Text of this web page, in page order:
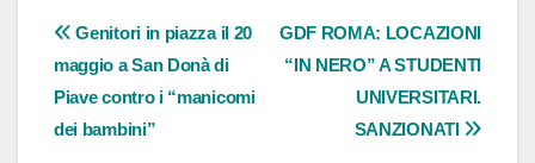
Navigazione
articoli
GDF ROMA: LOCAZIONI
“IN NERO” A STUDENTI
UNIVERSITARI.
SANZIONATI
Genitori in piazza il 20
maggio a San Donà di
Piave contro i “manicomi
dei bambini”